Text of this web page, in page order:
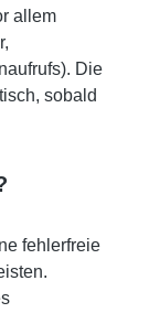
allem
Die
sobald
fehlerfreie